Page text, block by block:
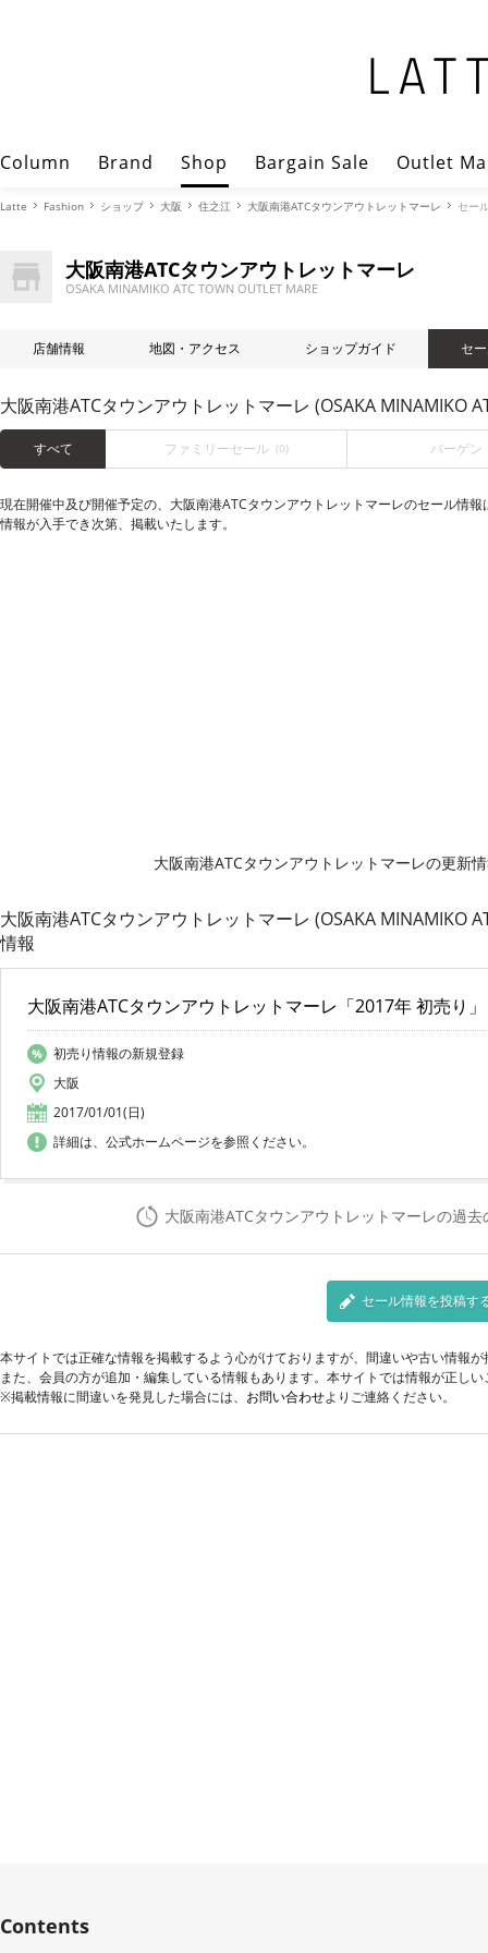
Column Brand Shop Bargain Sale Outlet
Latte Fashion ショップ 大阪 住之江 大阪南港ATCタウンアウトレットマーレ セー
大阪南港ATCタウンアウトレットマーレ
OSAKA MINAMIKO ATC TOWN OUTLET MARE
店舗情報 地図・アクセス ショップガイド セ
大阪南港ATCタウンアウトレットマーレ (OSAKA MINAMIKO
すべて ファミリーセール (0) バーゲン
現在開催中及び開催予定の、大阪南港ATCタウンアウトレットマーレのセール情
情報が入手でき次第、掲載いたします。
大阪南港ATCタウンアウトレットマーレの更新
大阪南港ATCタウンアウトレットマーレ (OSAKA MINAMIKO
情報
大阪南港ATCタウンアウトレットマーレ「2017年 初売り」
初売り情報の新規登録
大阪
2017/01/01(日)
詳細は、公式ホームページを参照ください。
大阪南港ATCタウンアウトレットマーレの過
セール情報を投稿す
本サイトでは正確な情報を掲載するよう心がけておりますが、間違いや古い情報
また、会員の方が追加・編集している情報もあります。本サイトでは情報が正し
※掲載情報に間違いを発見した場合には、 お問い合わせよりご連絡ください。
Contents